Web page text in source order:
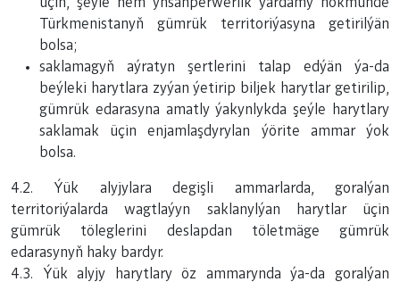
Türkmenistanyň gümrük territoriýasyna getirilýän
bolsa;
saklamagyň aýratyn şertlerini talap edýän ýa-da
beýleki harytlara zyýan ýetirip biljek harytlar getirilip,
gümrük edarasyna amatly ýakynlykda şeýle harytlary
saklamak üçin enjamlaşdyrylan ýörite ammar ýok
bolsa.
4.2. Ýük alyjylara degişli ammarlarda, goralýan
territoriýalarda wagtlaýyn saklanylýan harytlar üçin
gümrük töleglerini deslapdan töletmäge gümrük
edarasynyň haky bardyr.
4.3. Ýük alyjy harytlary öz ammarynda ýa-da goralýan